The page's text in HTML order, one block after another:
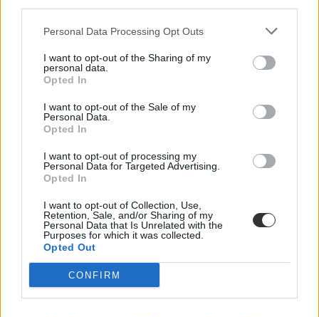
Personal Data Processing Opt Outs
I want to opt-out of the Sharing of my
personal data.
Opted In
I want to opt-out of the Sale of my
Personal Data.
Opted In
I want to opt-out of processing my
Personal Data for Targeted Advertising.
Opted In
I want to opt-out of Collection, Use,
Retention, Sale, and/or Sharing of my
Personal Data that Is Unrelated with the
Purposes for which it was collected.
Opted Out
CONFIRM
pótfelvételi
magas ponthatárok
pótfelvételi 2025
ponthatárok 2025